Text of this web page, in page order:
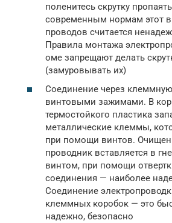
поленитесь скрутку
современным нормам этот
проводов считается
Правила монтажа
оме запрещают делать
(замуровывать их)
Соединение через
винтовыми зажимами. В
термостойкого пластика
металлические клеммы,
при помощи винтов.
проводник вставляется в
винтом, при помощи
соединения — наиболее
Соединение
клеммных коробок — это
надежно, безопасно